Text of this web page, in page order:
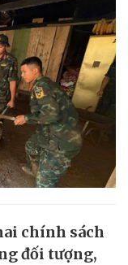
chính sách
đối tượng,